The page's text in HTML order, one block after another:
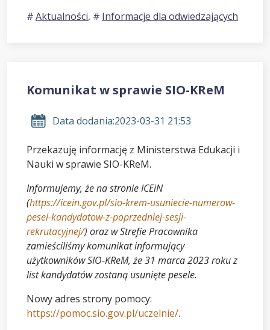
Aktualności, Informacje dla odwiedzających
Komunikat w sprawie SIO-KReM
Data dodania:2023-03-31 21:53
Przekazuję informację z Ministerstwa Edukacji i
Nauki w sprawie SIO-KReM.
Informujemy, że na stronie ICEiN
(https://icein.gov.pl/sio-krem-usuniecie-numerow-
pesel-kandydatow-z-poprzedniej-sesji-
rekrutacyjnej/) oraz w Strefie Pracownika
zamieściliśmy komunikat informujący
użytkowników SIO-KReM, że 31 marca 2023 roku z
list kandydatów zostaną usunięte pesele.
Nowy adres strony pomocy:
https://pomoc.sio.gov.pl/uczelnie/.